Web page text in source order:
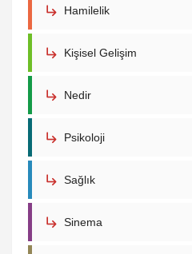
Hamilelik
Kişisel Gelişim
Nedir
Psikoloji
Sağlık
Sinema